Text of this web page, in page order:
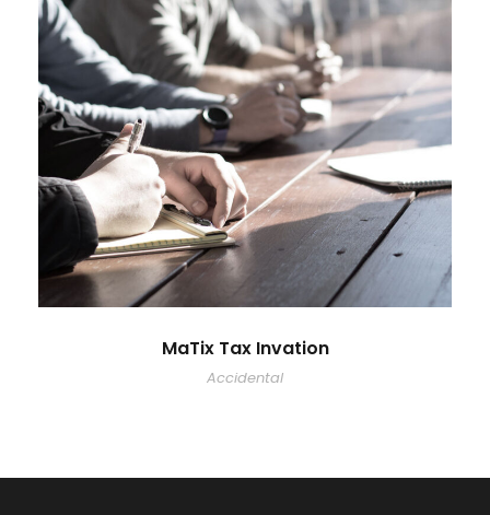
MaTix Tax Invation
Accidental